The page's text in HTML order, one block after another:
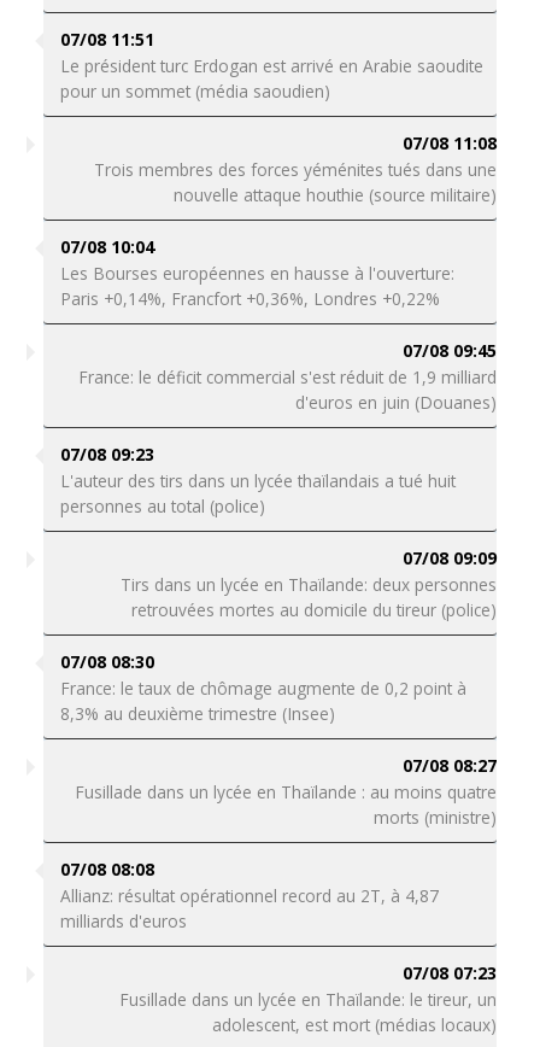
07/08 11:51
Le président turc Erdogan est arrivé en Arabie saoudite
pour un sommet (média saoudien)
07/08 11:08
Trois membres des forces yéménites tués dans une
nouvelle attaque houthie (source militaire)
07/08 10:04
Les Bourses européennes en hausse à l'ouverture:
Paris +0,14%, Francfort +0,36%, Londres +0,22%
07/08 09:45
France: le déficit commercial s'est réduit de 1,9 milliard
d'euros en juin (Douanes)
07/08 09:23
L'auteur des tirs dans un lycée thaïlandais a tué huit
personnes au total (police)
07/08 09:09
Tirs dans un lycée en Thaïlande: deux personnes
retrouvées mortes au domicile du tireur (police)
07/08 08:30
France: le taux de chômage augmente de 0,2 point à
8,3% au deuxième trimestre (Insee)
07/08 08:27
Fusillade dans un lycée en Thaïlande : au moins quatre
morts (ministre)
07/08 08:08
Allianz: résultat opérationnel record au 2T, à 4,87
milliards d'euros
07/08 07:23
Fusillade dans un lycée en Thaïlande: le tireur, un
adolescent, est mort (médias locaux)